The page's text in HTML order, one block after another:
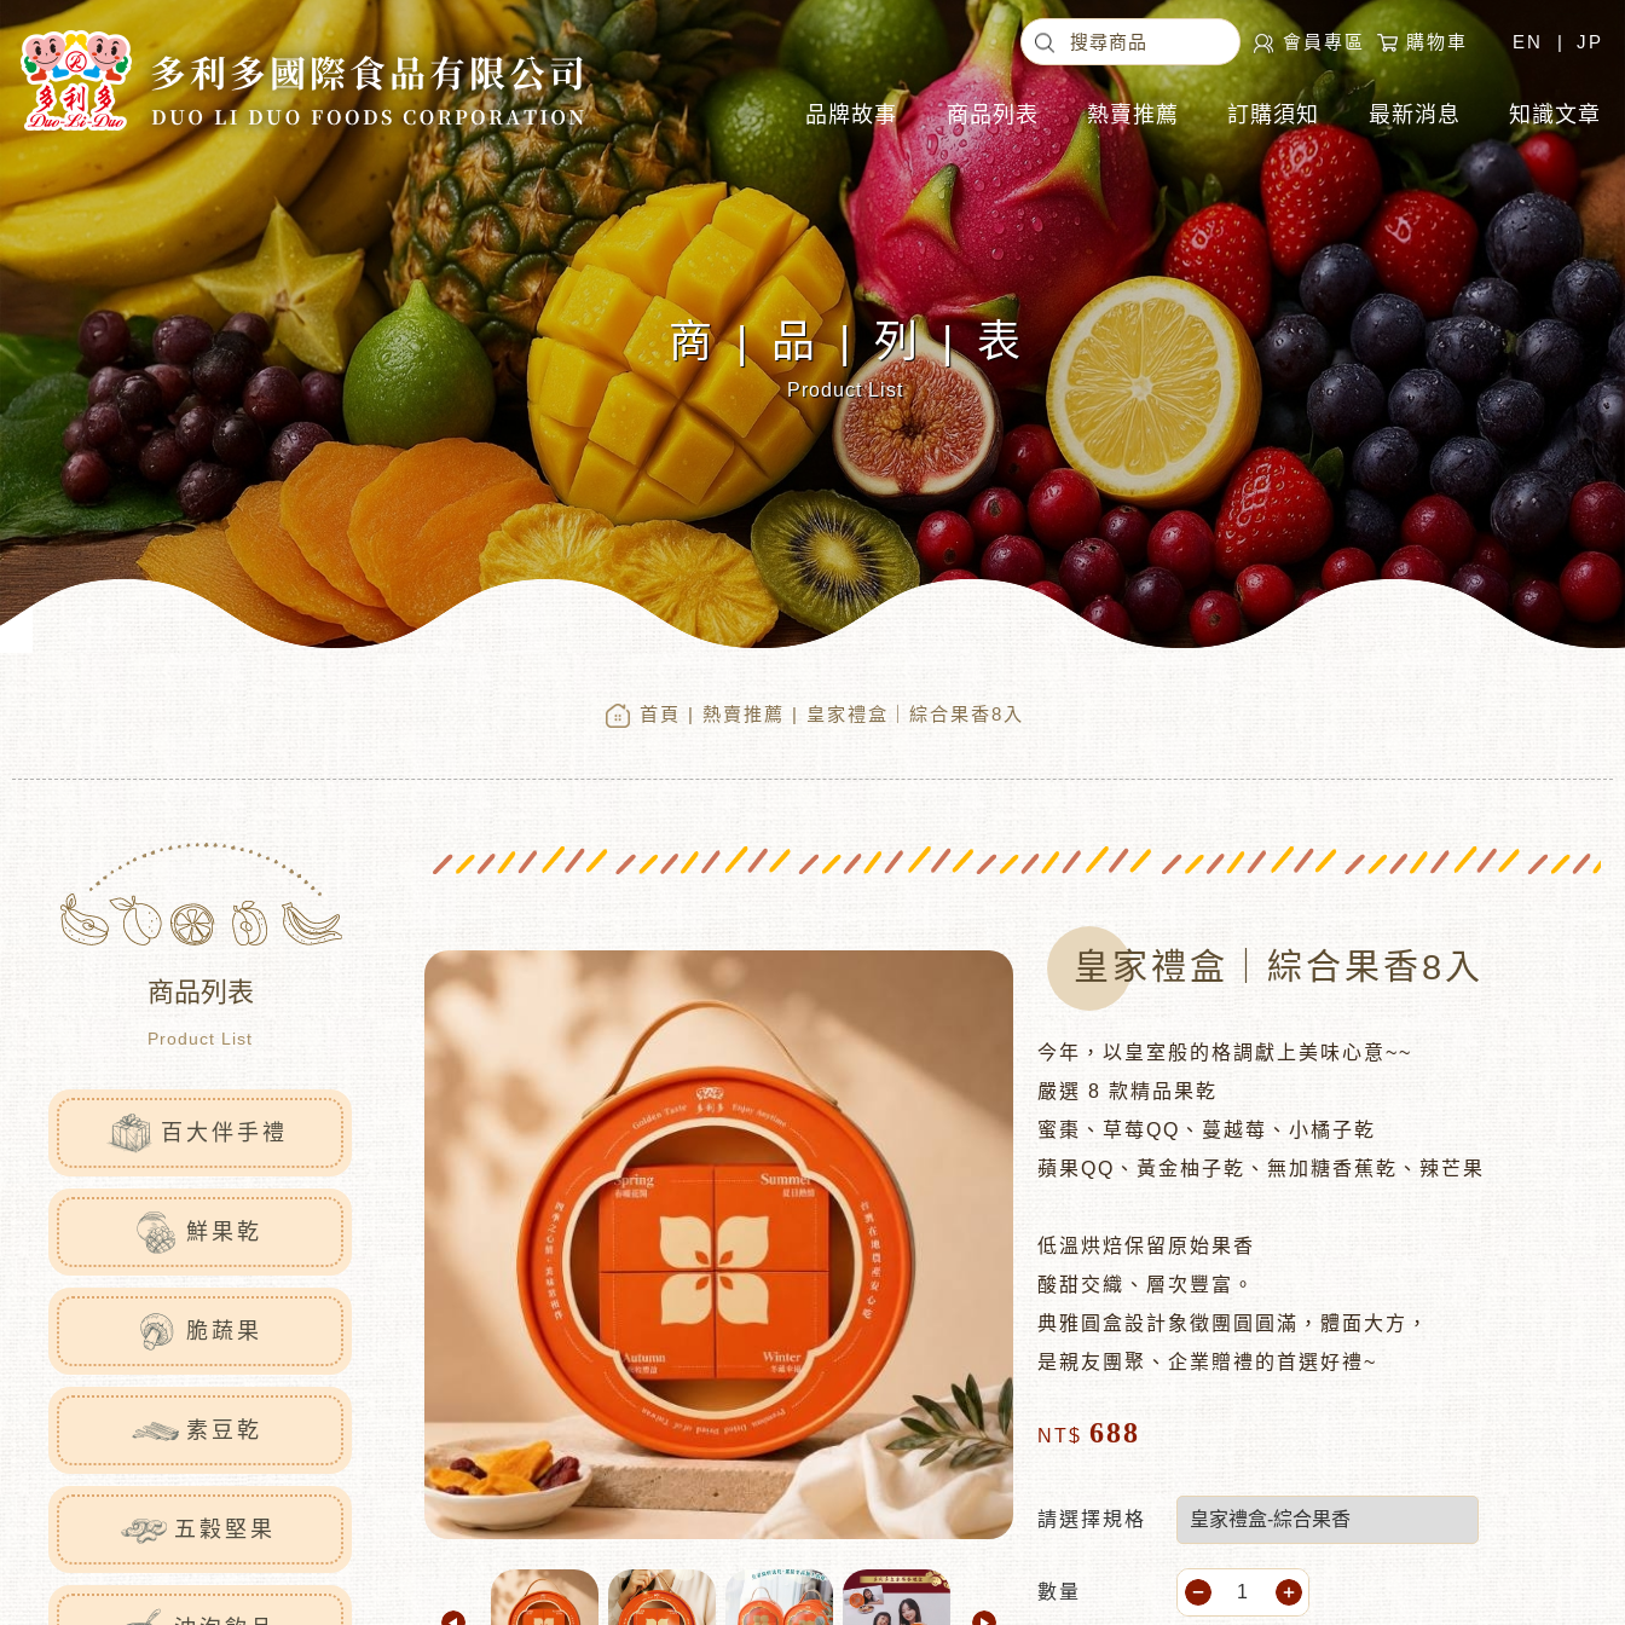
會員專區 購物車 EN | JP
品牌故事 商品列表 熱賣推薦 訂購須知 最新消息 知識文章
商|品|列|表
Product List
首頁 | 熱賣推薦 | 皇家禮盒｜綜合果香8入
商品列表
Product List
百大伴手禮
鮮果乾
脆蔬果
素豆乾
五穀堅果
皇家禮盒｜綜合果香8入
今年，以皇室般的格調獻上美味心意~~
嚴選 8 款精品果乾
蜜棗、草莓QQ、蔓越莓、小橘子乾
蘋果QQ、黃金柚子乾、無加糖香蕉乾、辣芒果
低溫烘焙保留原始果香
酸甜交織、層次豐富。
典雅圓盒設計象徵團圓圓滿，體面大方，
是親友團聚、企業贈禮的首選好禮~
NT$ 688
請選擇規格
數量